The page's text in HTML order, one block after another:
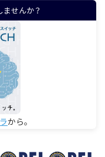
せんか？
から。